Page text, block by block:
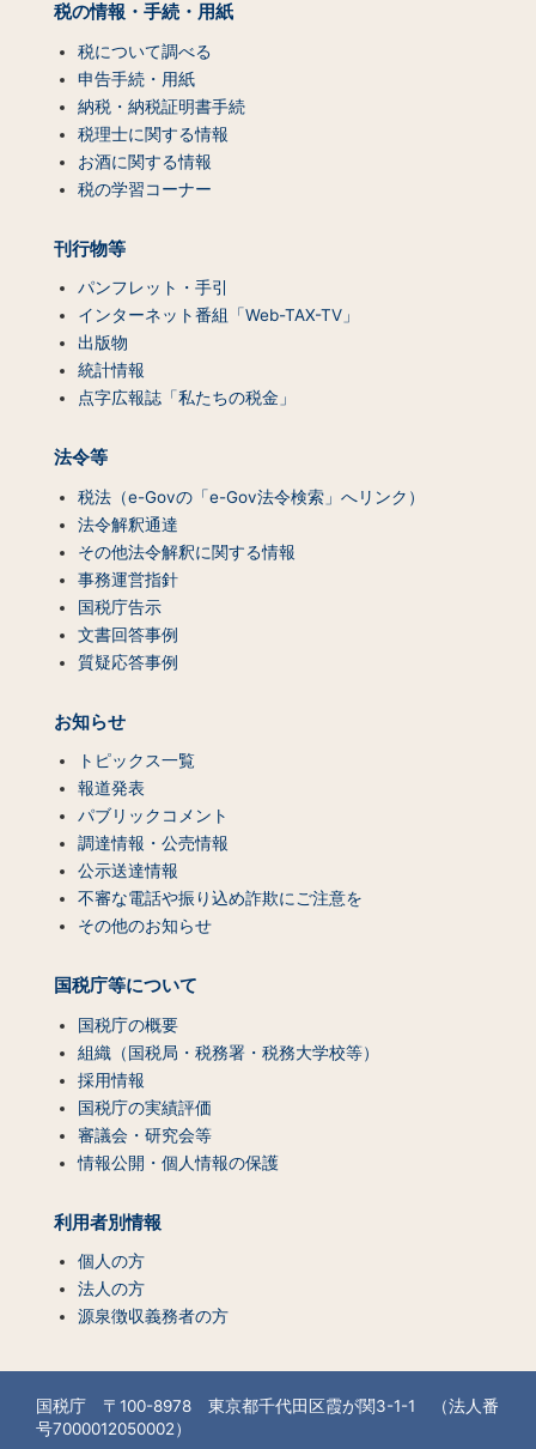
税の情報・手続・用紙
税について調べる
申告手続・用紙
納税・納税証明書手続
税理士に関する情報
お酒に関する情報
税の学習コーナー
刊行物等
パンフレット・手引
インターネット番組「Web-TAX-TV」
出版物
統計情報
点字広報誌「私たちの税金」
法令等
税法（e-Govの「e-Gov法令検索」へリンク）
法令解釈通達
その他法令解釈に関する情報
事務運営指針
国税庁告示
文書回答事例
質疑応答事例
お知らせ
トピックス一覧
報道発表
パブリックコメント
調達情報・公売情報
公示送達情報
不審な電話や振り込め詐欺にご注意を
その他のお知らせ
国税庁等について
国税庁の概要
組織（国税局・税務署・税務大学校等）
採用情報
国税庁の実績評価
審議会・研究会等
情報公開・個人情報の保護
利用者別情報
個人の方
法人の方
源泉徴収義務者の方
国税庁 〒100-8978 東京都千代田区霞が関3-1-1 （法人番
号7000012050002）